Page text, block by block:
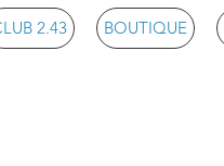
2.43 BOUTIQUE